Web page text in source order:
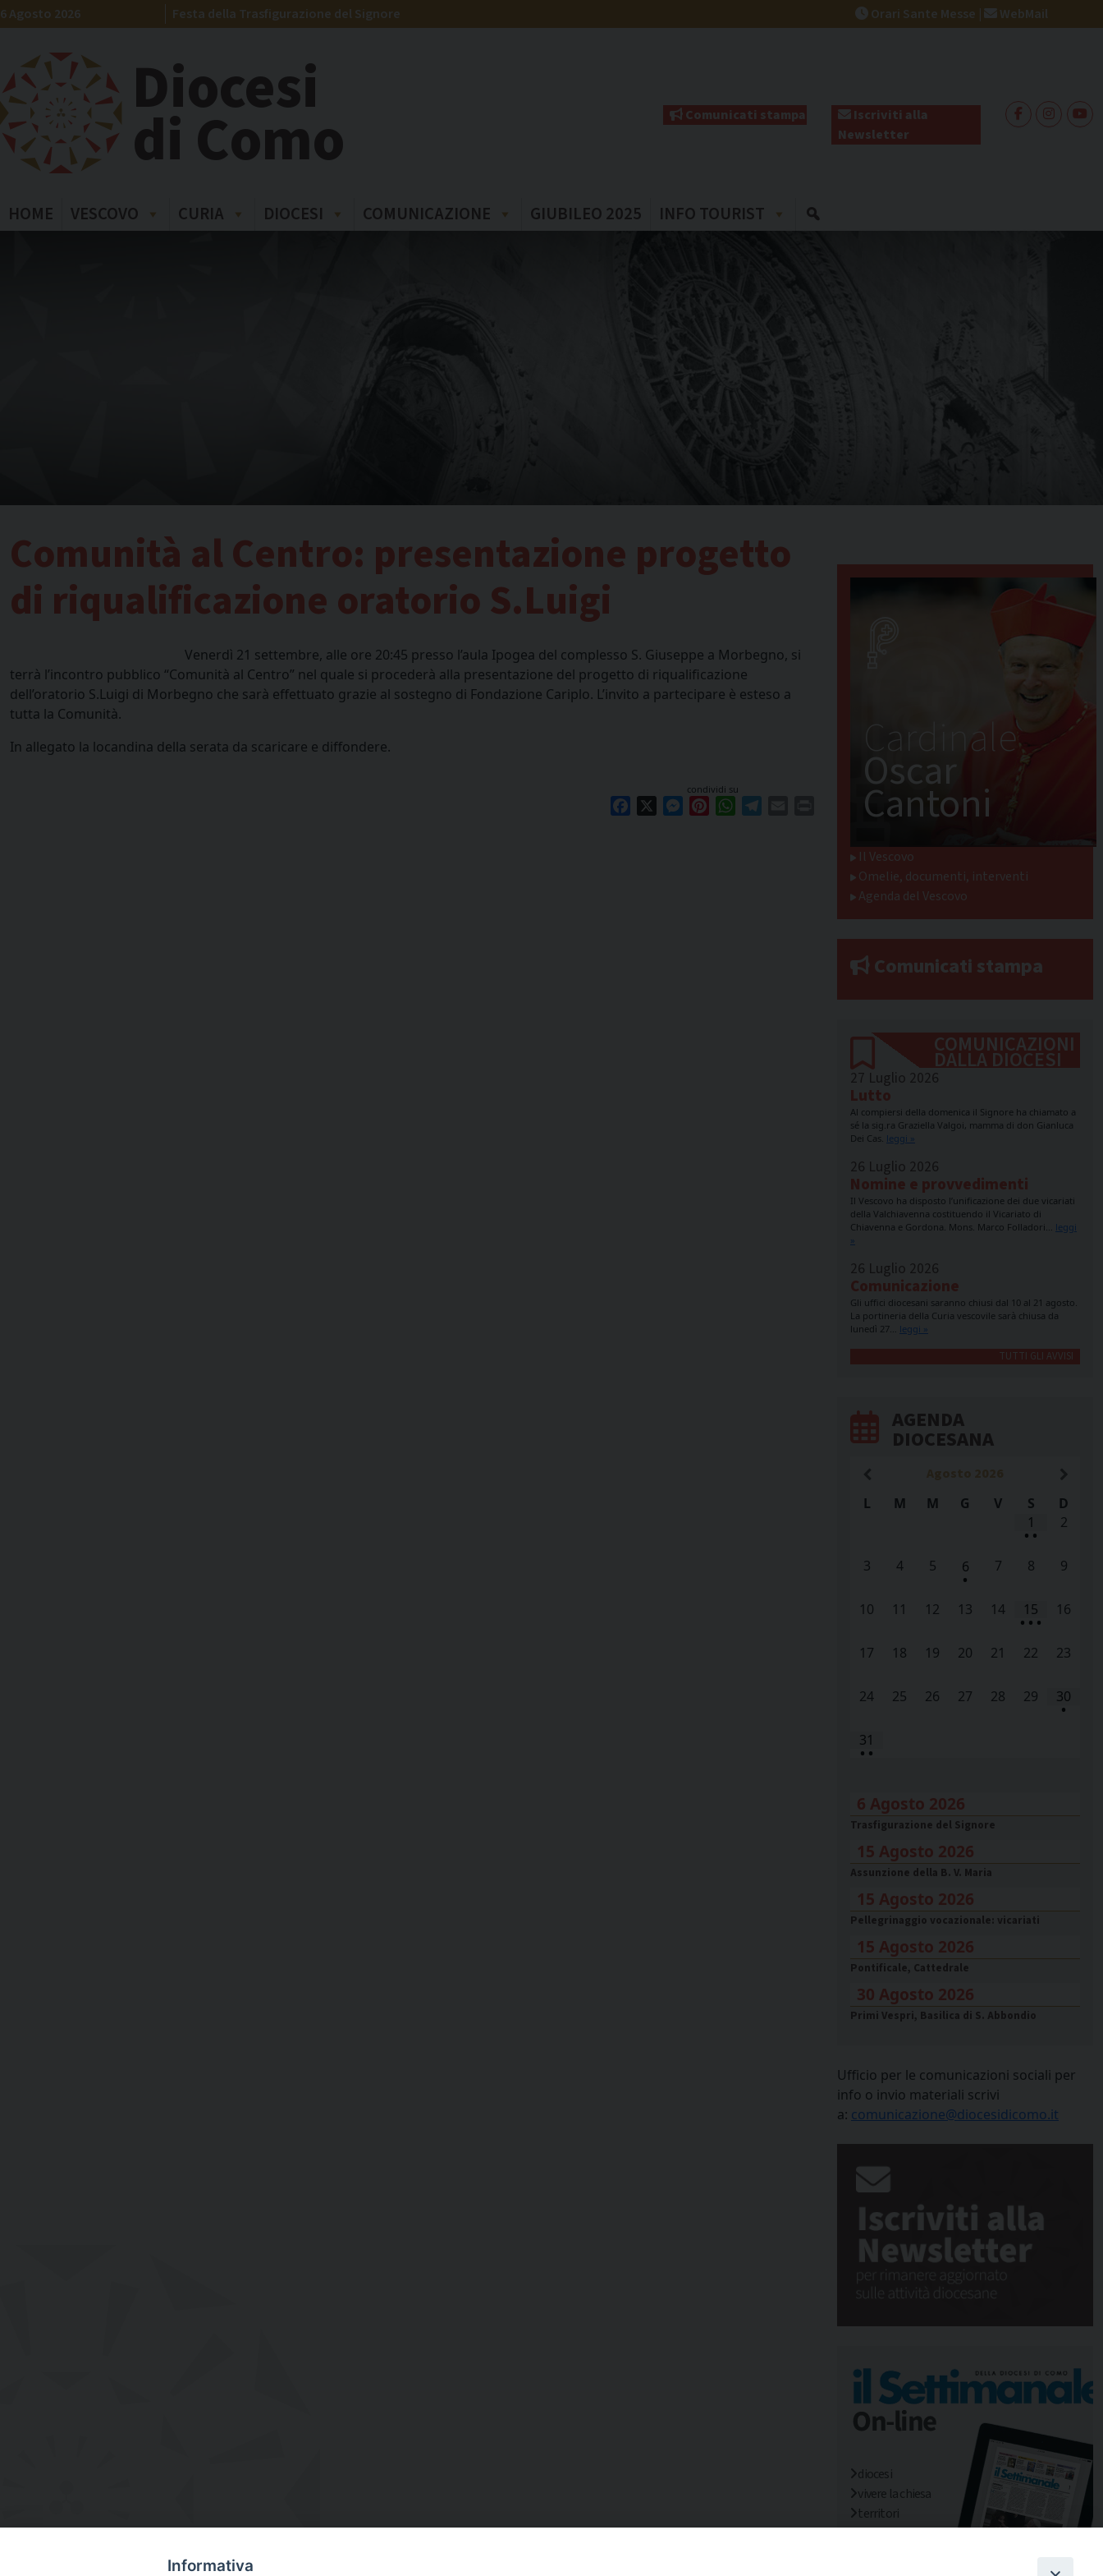
Skip
to
6 Agosto 2026 Festa della Trasfigurazione del Signore Orari Sante Messe | WebMail
Diocesi
di Como Comunicati stampa
Iscriviti alla
Newsletter
HOME VESCOVO CURIA DIOCESI COMUNICAZIONE GIUBILEO 2025 INFO TOURIST
Comunità al Centro: presentazione progetto
di riqualificazione oratorio S.Luigi
Venerdì 21 settembre, alle ore 20:45 presso l’aula Ipogea del complesso S. Giuseppe a Morbegno, si
terrà l’incontro pubblico “Comunità al Centro” nel quale si procederà alla presentazione del progetto di riqualificazione
dell’oratorio S.Luigi di Morbegno che sarà effettuato grazie al sostegno di Fondazione Cariplo. L’invito a partecipare è esteso a
tutta la Comunità.
In allegato la locandina della serata da scaricare e diffondere.
condividi su
Facebook Messenger
PinterestWhatsApp
Cardinale
Oscar
Cantoni
Il Vescovo
Omelie, documenti, interventi
Agenda del Vescovo
Comunicati stampa
COMUNICAZIONI
DALLA DIOCESI
27 Luglio 2026
Lutto
Al compiersi della domenica il Signore ha chiamato a
sé la sig.ra Graziella Valgoi, mamma di don Gianluca
Dei Cas. leggi »
26 Luglio 2026
Nomine e provvedimenti
Il Vescovo ha disposto l’unificazione dei due vicariati
della Valchiavenna costituendo il Vicariato di
Chiavenna e Gordona. Mons. Marco Folladori… leggi
»
26 Luglio 2026
Comunicazione
Gli uffici diocesani saranno chiusi dal 10 al 21 agosto.
La portineria della Curia vescovile sarà chiusa da
lunedì 27… leggi »
TUTTI GLI AVVISI
AGENDA
DIOCESANA
L
M M G V S
D
1
• •
2
3 4 5 6
•
7 8 9
10 11 12 13 14 15
• • •
16
17 18 19 20 21 22 23
24 25 26 27 28 29 30
•
31
• •
6 Agosto 2026
Trasfigurazione del Signore
15 Agosto 2026
Assunzione della B. V. Maria
15 Agosto 2026
Pellegrinaggio vocazionale: vicariati
15 Agosto 2026
Pontificale, Cattedrale
30 Agosto 2026
Primi Vespri, Basilica di S. Abbondio
Ufficio per le comunicazioni sociali per
info o invio materiali scrivi
a: comunicazione@diocesidicomo.it
diocesi
vivere la chiesa
territori
mondo/missioni
Informativa